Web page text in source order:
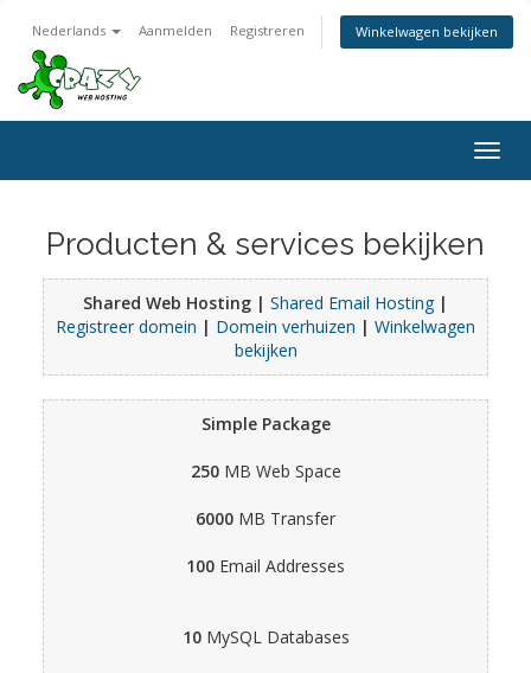
Nederlands Aanmelden Registreren Winkelwagen bekijken
Producten & services bekijken
Shared Web Hosting | Shared Email Hosting|
Registreer domein | Domein verhuizen | Winkelwagen
bekijken
Simple Package
250MB Web Space
6000 MB Transfer
100 Email Addresses
10MySQL Databases